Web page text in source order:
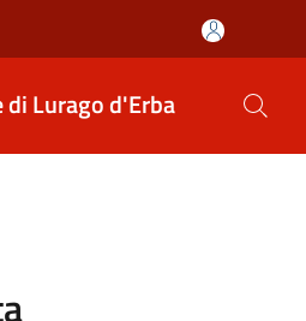
di Lurago d'Erba